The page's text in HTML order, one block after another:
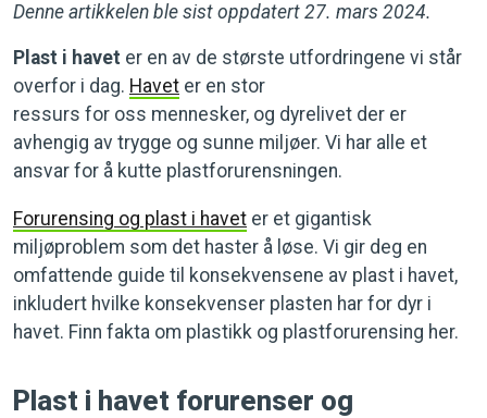
Denne artikkelen ble sist oppdatert 27. mars 2024.
Plast i havet er en av de største utfordringene vi står
overfor i dag. Havet er en stor
ressurs for oss mennesker, og dyrelivet der er
avhengig av trygge og sunne miljøer. Vi har alle et
ansvar for å kutte plastforurensningen.
Forurensing og plast i havet er et gigantisk
miljøproblem som det haster å løse. Vi gir deg en
omfattende guide til konsekvensene av plast i havet,
inkludert hvilke konsekvenser plasten har for dyr i
havet. Finn fakta om plastikk og plastforurensing her.
Plast i havet forurenser og